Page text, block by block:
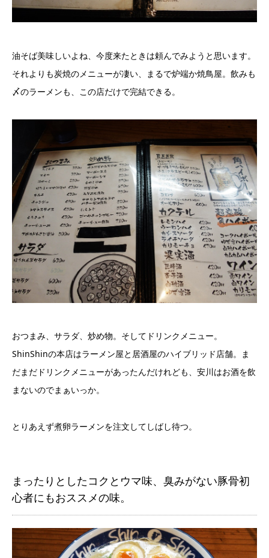
油そば美味しいよね、今度来たときは頼んでみようと思います。
それよりも炭焼のメニューが凄い、まるで炉端か焼鳥屋。飲みも
〆のラーメンも、この店だけで完結できる。
おつまみ、サラダ、炒め物。そしてドリンクメニュー。
ShinShinの本店はラーメン屋と居酒屋のハイブリッド店舗。ま
だまだドリンクメニューがあったんだけれども、安川はお酒を飲
まないのでまぁいっか。
とりあえず煮卵ラーメンを注文してしばし待つ。
まったりとしたコクとウマ味、臭みがない豚骨初
心者にもおススメの味。